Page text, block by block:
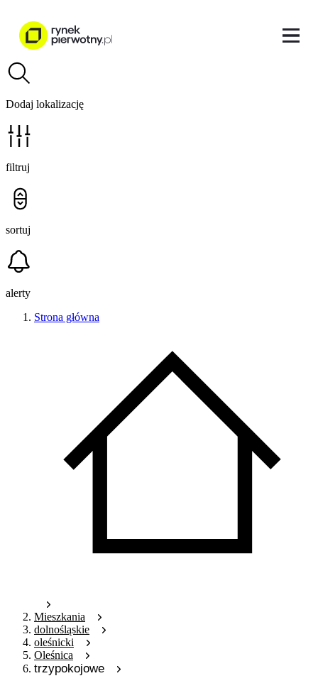
Dodaj lokalizację
filtruj
sortuj
alerty
Strona główna
Mieszkania
dolnośląskie
oleśnicki
Oleśnica
trzypokojowe